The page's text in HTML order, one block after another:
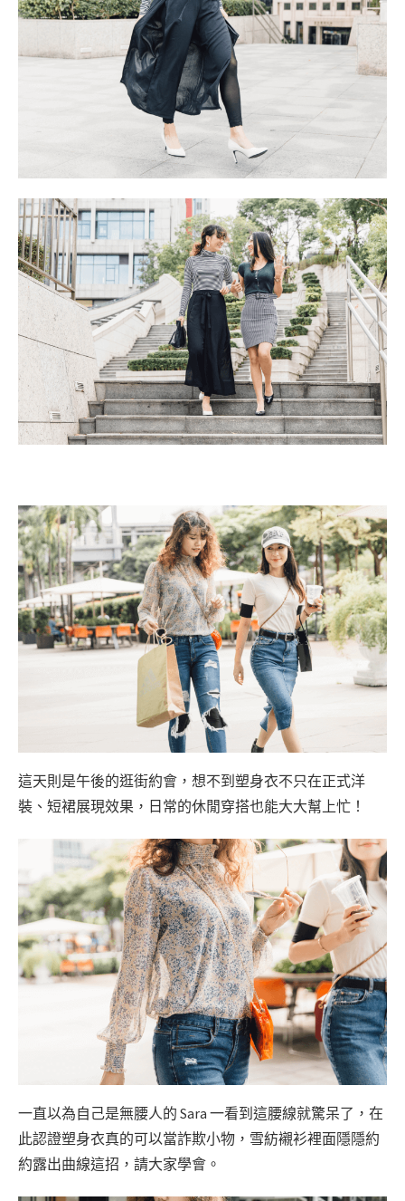
這天則是午後的逛街約會，想不到塑身衣不只在正式洋
裝、短裙展現效果，日常的休閒穿搭也能大大幫上忙！
一直以為自己是無腰人的 Sara 一看到這腰線就驚呆了，在
此認證塑身衣真的可以當詐欺小物，雪紡襯衫裡面隱隱約
約露出曲線這招，請大家學會。